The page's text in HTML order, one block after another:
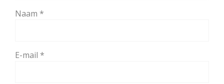
Naam *
E-mail *